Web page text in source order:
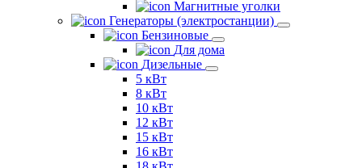
Магнитные уголки
Генераторы (электростанции)
Бензиновые
Для дома
Дизельные
5 кВт
8 кВт
10 кВт
12 кВт
15 кВт
16 кВт